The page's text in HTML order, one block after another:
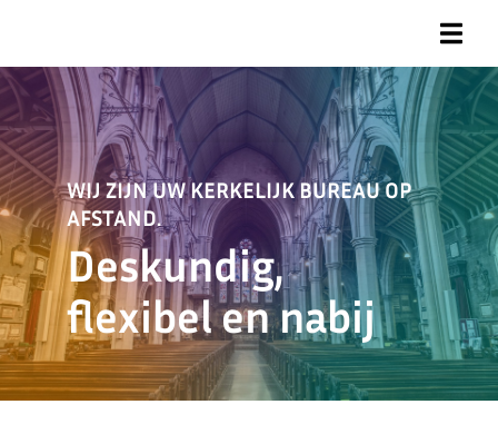
WIJ ZIJN UW KERKELIJK BUREAU OP
AFSTAND.
Deskundig,
flexibel en nabij